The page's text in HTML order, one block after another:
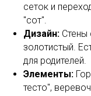
сеток и
"сот".
Дизайн: Стены
золотистый.
для родителей.
Элементы:
тесто",